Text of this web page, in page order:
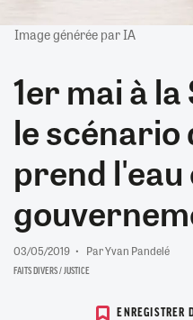
Image générée par IA
1er mai à
le scénario
prend
03/05/2019 Par Yvan Pandelé
FAITS DIVERS / JUSTICE
ENREGISTRER